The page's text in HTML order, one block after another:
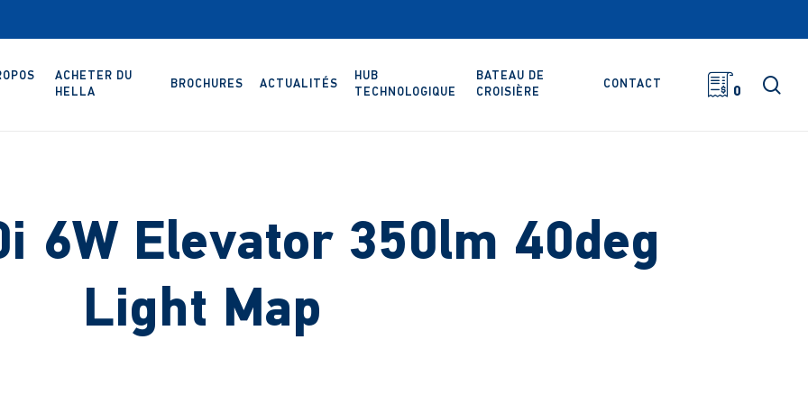
ACHETER DU
HELLA
BROCHURES ACTUALITÉS
HUB
TECHNOLOGIQUE
BATEAU DE
CROISIÈRE
CONTACT
0
6W Elevator 350lm 40deg
Light Map